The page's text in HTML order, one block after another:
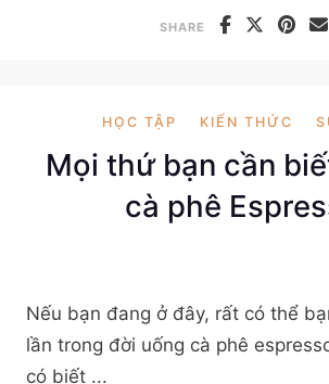
SHARE
HỌC TẬP KIẾN THỨC
Mọi thứ bạn cần
cà phê
Nếu bạn đang ở đây, rất có thể
lần trong đời uống cà phê
có biết ...